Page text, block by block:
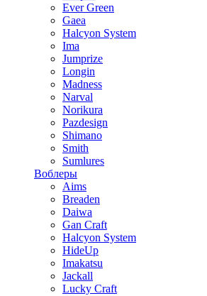
Ever Green
Gaea
Halcyon System
Ima
Jumprize
Longin
Madness
Narval
Norikura
Pazdesign
Shimano
Smith
Sumlures
Воблеры
Aims
Breaden
Daiwa
Gan Craft
Halcyon System
HideUp
Imakatsu
Jackall
Lucky Craft